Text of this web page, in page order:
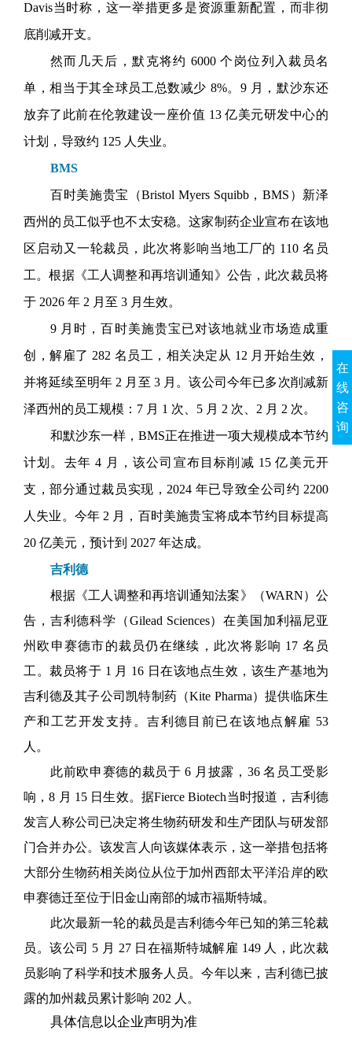
Davis当时称，这一举措更多是资源重新配置，而非彻
底削减开支。
然而几天后，默克将约 6000 个岗位列入裁员名
单，相当于其全球员工总数减少 8%。9 月，默沙东还
放弃了此前在伦敦建设一座价值 13 亿美元研发中心的
计划，导致约 125 人失业。
BMS
百时美施贵宝（Bristol Myers Squibb，BMS）新泽
西州的员工似乎也不太安稳。这家制药企业宣布在该地
区启动又一轮裁员，此次将影响当地工厂的 110 名员
工。根据《工人调整和再培训通知》公告，此次裁员将
于 2026 年 2 月至 3 月生效。
9 月时，百时美施贵宝已对该地就业市场造成重
创，解雇了 282 名员工，相关决定从 12 月开始生效，
并将延续至明年 2 月至 3 月。该公司今年已多次削减新
泽西州的员工规模：7 月 1 次、5 月 2 次、2 月 2 次。
和默沙东一样，BMS正在推进一项大规模成本节约
计划。去年 4 月，该公司宣布目标削减 15 亿美元开
支，部分通过裁员实现，2024 年已导致全公司约 2200
人失业。今年 2 月，百时美施贵宝将成本节约目标提高
20 亿美元，预计到 2027 年达成。
吉利德
根据《工人调整和再培训通知法案》（WARN）公
告，吉利德科学（Gilead Sciences）在美国加利福尼亚
州欧申赛德市的裁员仍在继续，此次将影响 17 名员
工。裁员将于 1 月 16 日在该地点生效，该生产基地为
吉利德及其子公司凯特制药（Kite Pharma）提供临床生
产和工艺开发支持。吉利德目前已在该地点解雇 53
人。
此前欧申赛德的裁员于 6 月披露，36 名员工受影
响，8 月 15 日生效。据Fierce Biotech当时报道，吉利德
发言人称公司已决定将生物药研发和生产团队与研发部
门合并办公。该发言人向该媒体表示，这一举措包括将
大部分生物药相关岗位从位于加州 西部太平洋沿岸的欧
申赛德迁至位于旧金山南部的城市福斯特城。
此次最新一轮的裁员是吉利德今年已知的第三轮裁
员。该公司 5 月 27 日在福斯特城解雇 149 人，此次裁
员影响了科学和技术服务人员。今年以来，吉利德已披
露的加州裁员累计影响 202 人。
具体信息以企业声明为准
在
线
咨
询